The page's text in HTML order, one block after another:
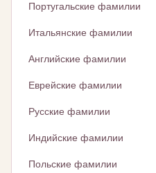
Португальские фамилии
Итальянские фамилии
Английские фамилии
Еврейские фамилии
Русские фамилии
Индийские фамилии
Польские фамилии